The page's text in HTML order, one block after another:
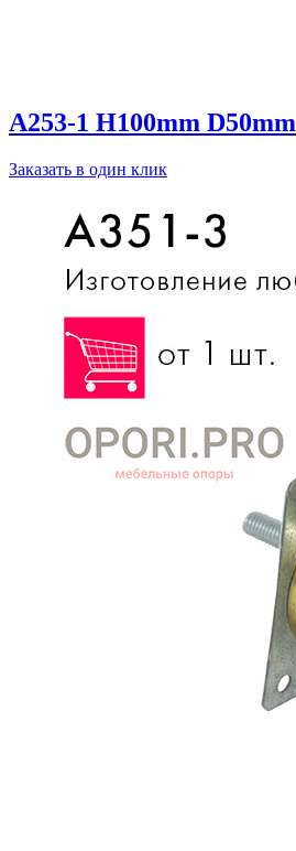
A253-1 H100mm D50mm
Заказать в один клик